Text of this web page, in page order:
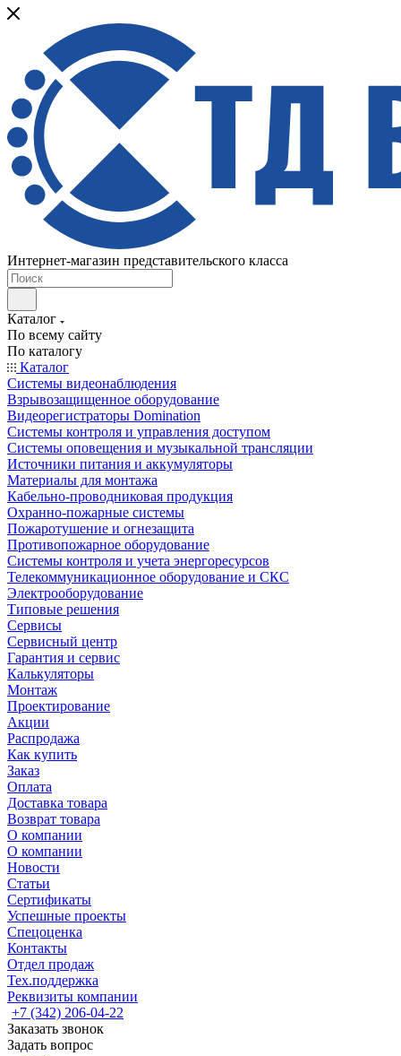
Интернет-магазин представительского класса
Каталог
По всему сайту
По каталогу
Каталог
Системы видеонаблюдения
Взрывозащищенное оборудование
Видеорегистраторы Domination
Системы контроля и управления доступом
Системы оповещения и музыкальной трансляции
Источники питания и аккумуляторы
Материалы для монтажа
Кабельно-проводниковая продукция
Охранно-пожарные системы
Пожаротушение и огнезащита
Противопожарное оборудование
Системы контроля и учета энергоресурсов
Телекоммуникационное оборудование и СКС
Электрооборудование
Типовые решения
Сервисы
Сервисный центр
Гарантия и сервис
Калькуляторы
Монтаж
Проектирование
Акции
Распродажа
Как купить
Заказ
Оплата
Доставка товара
Возврат товара
О компании
О компании
Новости
Статьи
Сертификаты
Успешные проекты
Спецоценка
Контакты
Отдел продаж
Тех.поддержка
Реквизиты компании
+7 (342) 206-04-22
Заказать звонок
Задать вопрос